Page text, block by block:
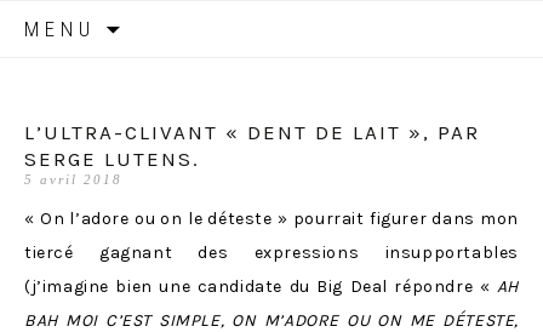
MENU
L’ULTRA-CLIVANT « DENT DE LAIT », PAR
SERGE LUTENS.
5 avril 2018
« On l’adore ou on le déteste » pourrait figurer dans mon
tiercé gagnant des expressions insupportables
(j’imagine bien une candidate du Big Deal répondre « AH
BAH MOI C’EST SIMPLE, ON M’ADORE OU ON ME DÉTESTE,